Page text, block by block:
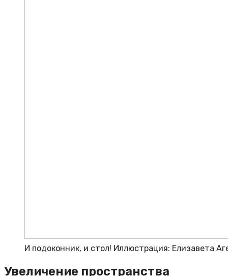
И подоконник, и стол! Иллюстрация: Елизавета
Увеличение пространства